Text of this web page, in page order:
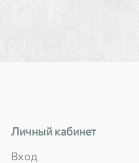
Личный кабинет
Вход